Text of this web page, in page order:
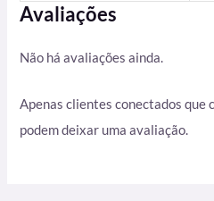
Avaliações
Não há avaliações ainda.
Apenas clientes conectados que
podem deixar uma avaliação.